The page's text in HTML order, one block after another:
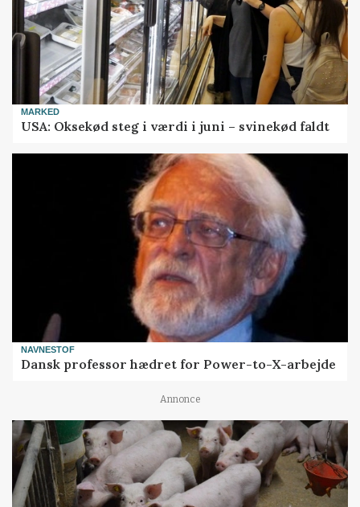
USA: Oksekød steg i værdi i juni – svinekød faldt
Dansk professor hædret for Power-to-X-arbejde
Annonce